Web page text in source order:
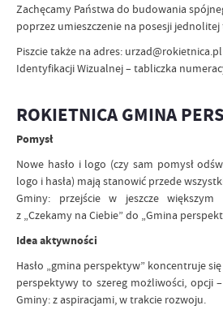
Zachęcamy Państwa do budowania
poprzez umieszczenie na posesji
Piszcie także na adres:
Identyfikacji Wizualnej – tabliczka
ROKIETNICA GMINA
Pomysł
Nowe hasło i logo (czy sam pomysł
logo i hasła) mają stanowić przede
Gminy: przejście w jeszcze
z „Czekamy na Ciebie” do „Gmina
Idea aktywności
Hasło „gmina perspektyw” koncentruje
perspektywy to szereg możliwości, opcji
Gminy: z aspiracjami, w trakcie rozwoju.